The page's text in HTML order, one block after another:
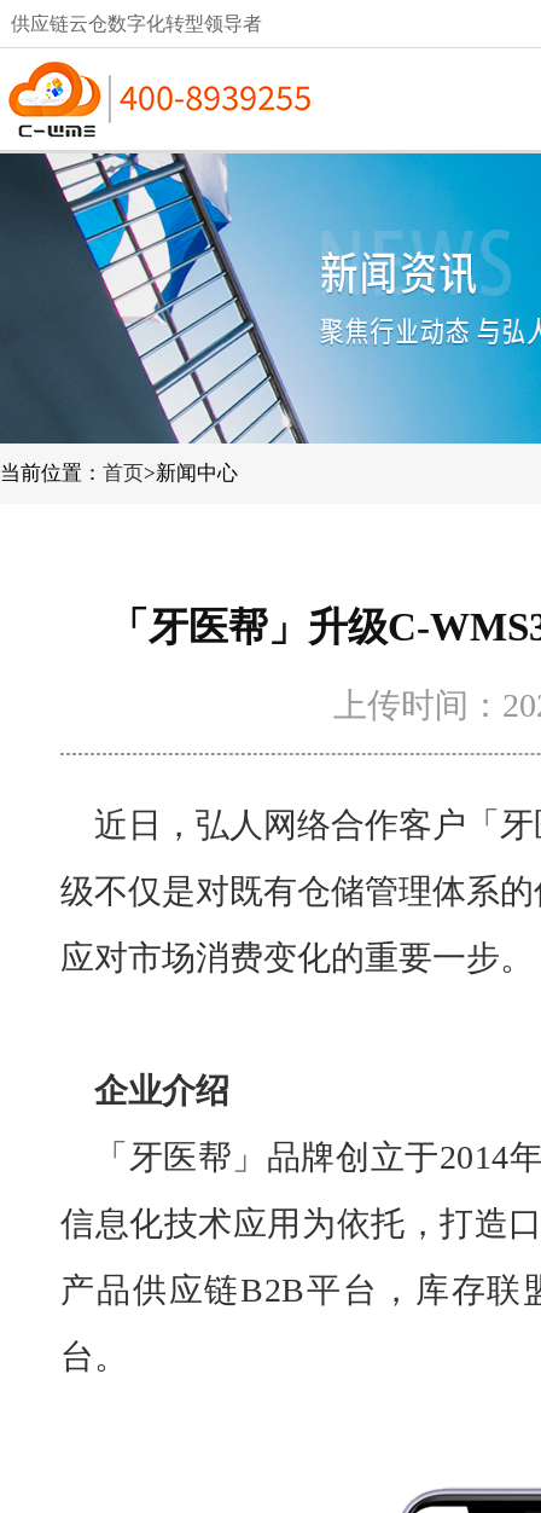
供应链云仓数字化转型领导者
当前位置： 首页>新闻中心
「牙医帮」升级C-
上传时间：
近日，弘人网络合作客户「
级不仅是对既有仓储管理体系
应对市场消费变化的重要一步。
企业介绍
「牙医帮」品牌创立于2014
信息化技术应用为依托，打造
产品供应链B2B平台，库存
台。